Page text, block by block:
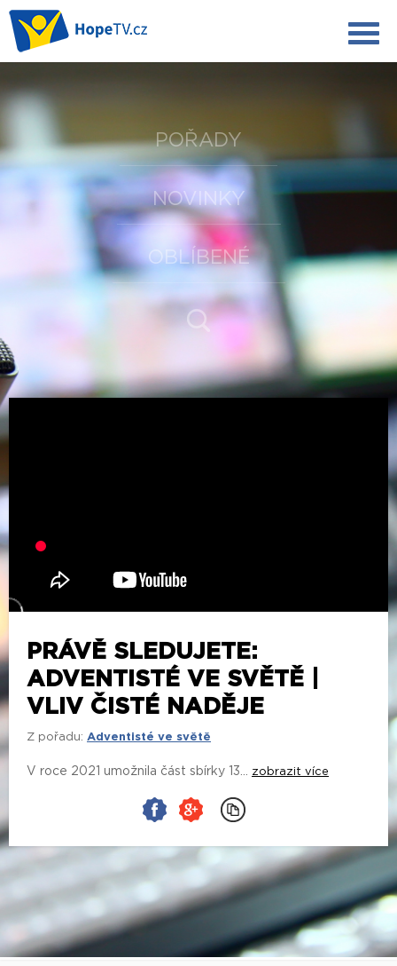
POŘADY
NOVINKY
OBLÍBENÉ
PRÁVĚ SLEDUJETE:
ADVENTISTÉ VE SVĚTĚ |
VLIV ČISTÉ NADĚJE
Z pořadu: Adventisté ve světě
V roce 2021 umožnila část sbírky 13... zobrazit více